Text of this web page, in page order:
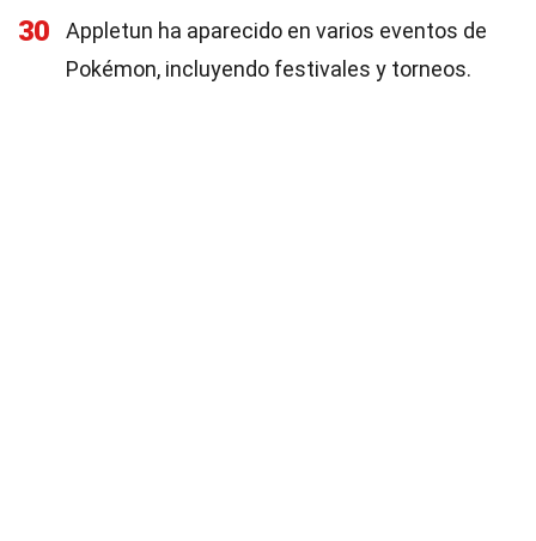
30
Appletun ha aparecido en varios eventos de
Pokémon, incluyendo festivales y torneos.